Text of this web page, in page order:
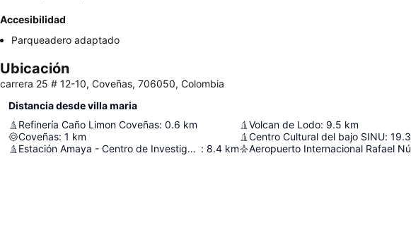
Accesibilidad
Parqueadero adaptado
Ubicación
carrera 25 # 12-10, Coveñas, 706050, Colombia
Distancia desde villa maria
Refinería Caño Limon Coveñas: 0.6 km
Coveñas: 1 km
Estación Amaya - Centro de Investigación Cimaci : 8.4 km
Volcan de Lodo: 9.5 km
Centro Cultural del bajo SINU: 19.3